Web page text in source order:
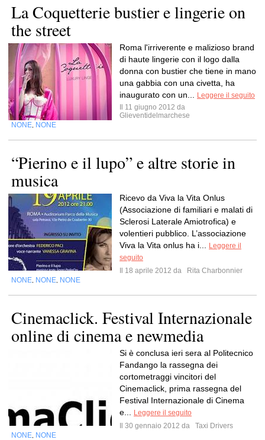
La Coquetterie bustier e lingerie on
the street
Roma l'irriverente e malizioso brand
di haute lingerie con il logo dalla
donna con bustier che tiene in mano
una gabbia con una civetta, ha
inaugurato con un...
Leggere il seguito
Il 11 giugno 2012 da
Glieventidelmarchese
NONE NONE
“Pierino e il lupo” e altre storie in
musica
Ricevo da Viva la Vita Onlus
(Associazione di familiari e malati di
Sclerosi Laterale Amiotrofica) e
volentieri pubblico. L’associazione
Viva la Vita onlus ha i...
Leggere il
seguito
Il 18 aprile 2012 da
Rita Charbonnier
NONE NONE NONE
Cinemaclick. Festival Internazionale
online di cinema e newmedia
Si è conclusa ieri sera al Politecnico
Fandango la rassegna dei
cortometraggi vincitori del
Cinemaclick, prima rassegna del
Festival Internazionale di Cinema
e...
Leggere il seguito
Il 30 gennaio 2012 da
Taxi Drivers
NONE NONE